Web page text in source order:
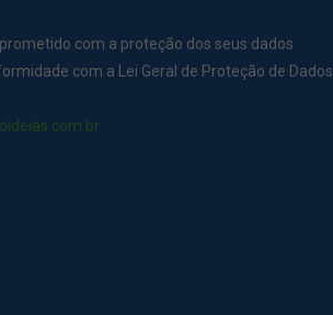
com a proteção dos seus dados
com a Lei Geral de Proteção de Dados